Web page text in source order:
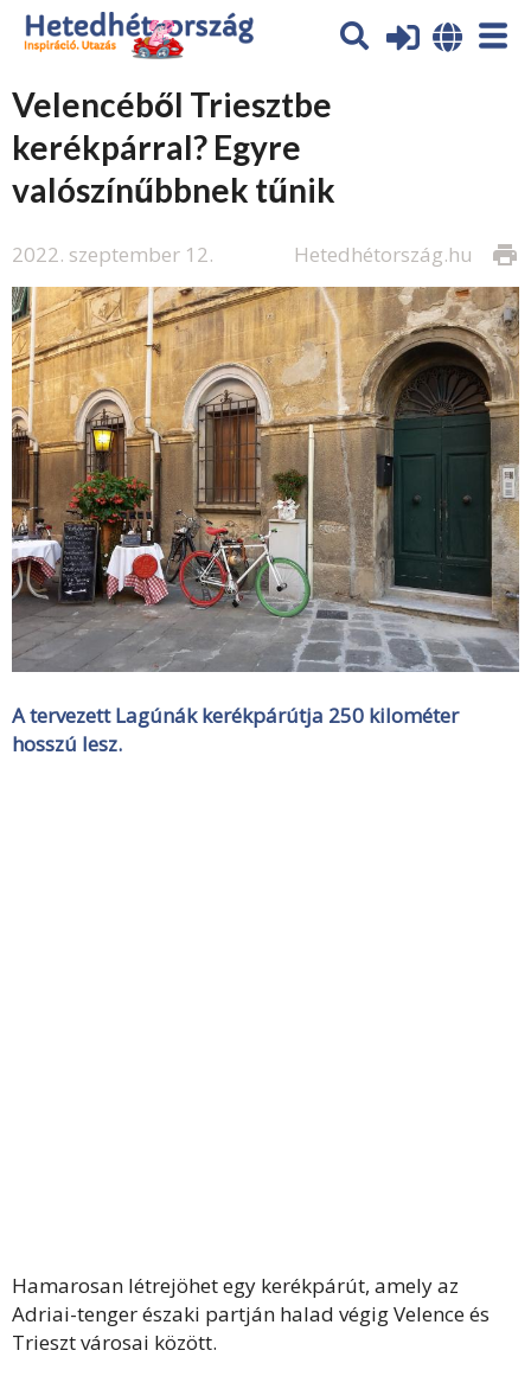
Velencéből Triesztbe
kerékpárral? Egyre
valószínűbbnek tűnik
2022. szeptember 12. print
Hetedhétország.hu
A tervezett Lagúnák kerékpárútja 250 kilométer
hosszú lesz.
Hamarosan létrejöhet egy kerékpárút, amely az
Adriai-tenger északi partján halad végig Velence és
Trieszt városai között.